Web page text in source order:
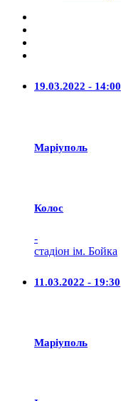
19.03.2022 - 14:00
Маріуполь
Колос
-
стадіон ім. Бойка
11.03.2022 - 19:30
Маріуполь